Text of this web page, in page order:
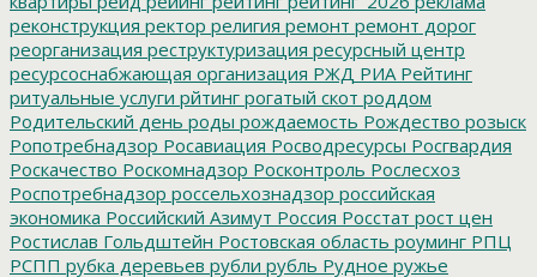
реконструкция ректор религия ремонт ремонт дорог
реорганизация реструктуризация ресурсный центр
ресурсоснабжающая организация РЖД РИА Рейтинг
ритуальные услуги рйтинг рогатый скот роддом
Родительский день роды рождаемость Рождество розыск
Ропотребнадзор Росавиация Росводресурсы Росгвардия
Роскачество Роскомнадзор Росконтроль Рослесхоз
Роспотребнадзор россельхознадзор российская
экономика Российский Азимут Россия Росстат рост цен
Ростислав Гольдштейн Ростовская область роуминг РПЦ
РСПП рубка деревьев рубли рубль Рудное ружье